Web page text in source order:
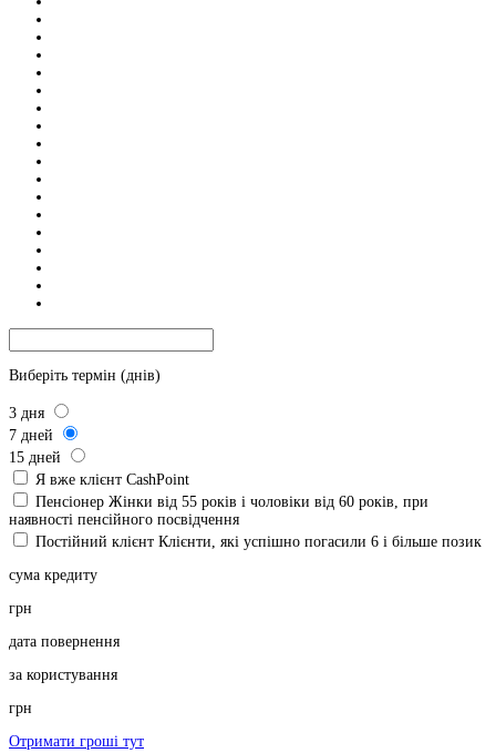
Виберіть термін (днів)
3 дня
7 дней
15 дней
Я вже клієнт CashPoint
Пенсіонер Жінки від 55 років і чоловіки від 60 років, при
наявності пенсійного посвідчення
Постійний клієнт Клієнти, які успішно погасили 6 і більше позик
сума кредиту
грн
дата повернення
за користування
грн
Отримати гроші тут